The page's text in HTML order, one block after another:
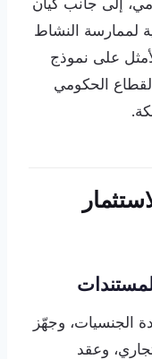
إلى جانب كيان
لممارسة النشاط
على نموذج
الحكومي
الجنسيات، وجهّز
وعقد